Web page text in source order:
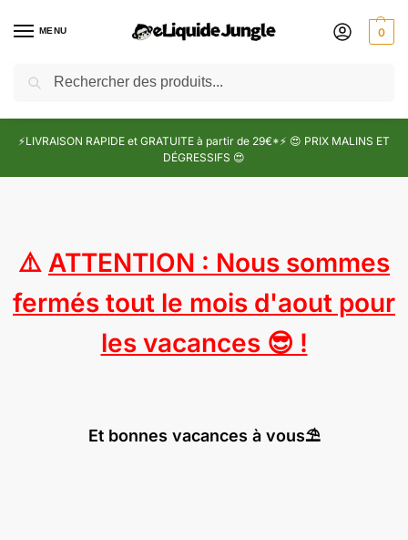
MENU 0
⚡LIVRAISON RAPIDE et GRATUITE à partir de 29€*⚡ 😍 PRIX MALINS ET
DÉGRESSIFS 😍
⚠️ ATTENTION : Nous sommes
fermés tout le mois d'aout pour
les vacances 😎 !
Et bonnes vacances à vous⛱️